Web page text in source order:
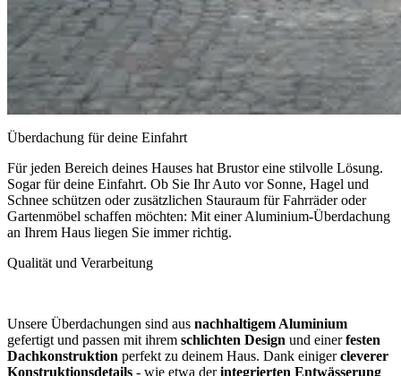
Überdachung für deine Einfahrt
Für jeden Bereich deines Hauses hat Brustor eine stilvolle Lösung.
Sogar für deine Einfahrt. Ob Sie Ihr Auto vor Sonne, Hagel und
Schnee schützen oder zusätzlichen Stauraum für Fahrräder oder
Gartenmöbel schaffen möchten: Mit einer Aluminium-Überdachung
an Ihrem Haus liegen Sie immer richtig.
Qualität und Verarbeitung
Unsere Überdachungen sind aus nachhaltigem Aluminium
gefertigt und passen mit ihrem schlichten Design und einerfesten
Dachkonstruktion perfekt zu deinem Haus. Dank einigercleverer
Konstruktionsdetails - wie etwa derintegrierten Entwässerung